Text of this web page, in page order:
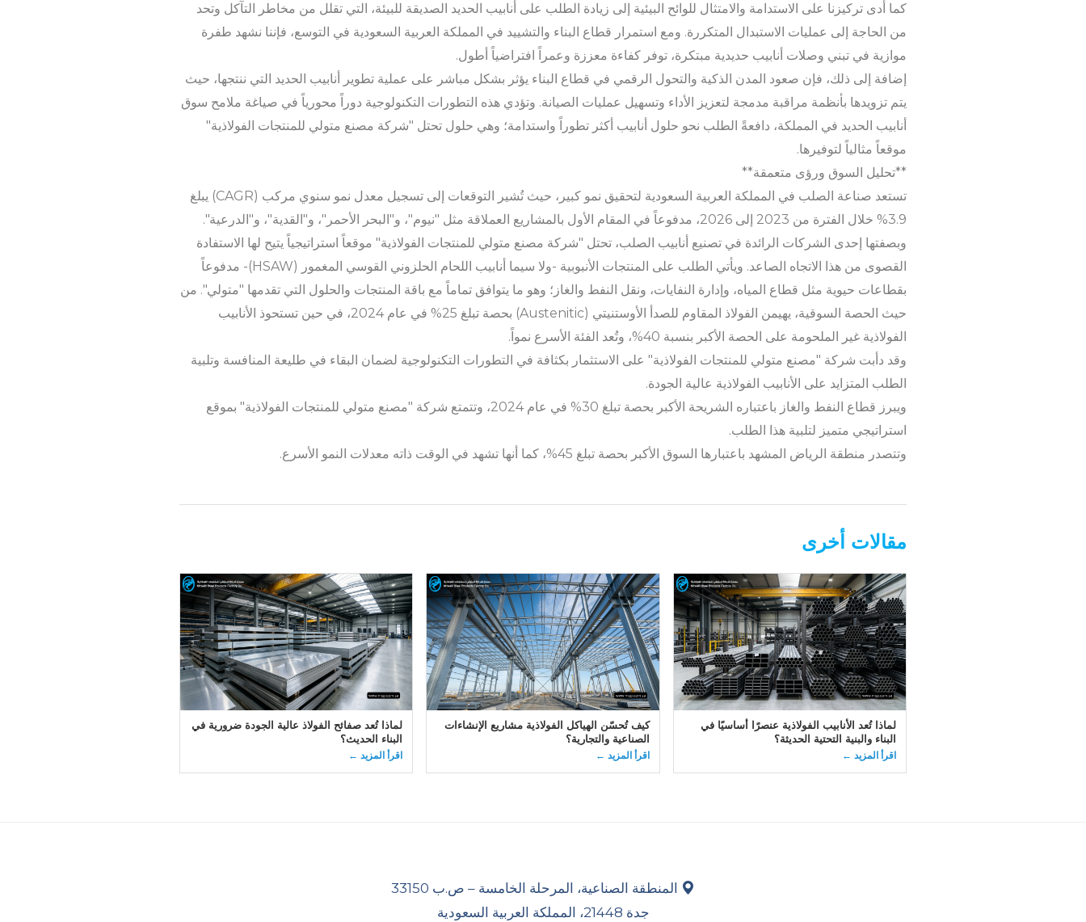
كما أدى تركيزنا على الاستدامة والامتثال للوائح البيئية إلى زيادة الطلب على أنابيب الحديد الصديقة للبيئة، التي تقلل من مخاطر التآكل وتحد
من الحاجة إلى عمليات الاستبدال المتكررة. ومع استمرار قطاع البناء والتشييد في المملكة العربية السعودية في التوسع، فإننا نشهد طفرة
موازية في تبني وصلات أنابيب حديدية مبتكرة، توفر كفاءة معززة وعمراً افتراضياً أطول.
إضافة إلى ذلك، فإن صعود المدن الذكية والتحول الرقمي في قطاع البناء يؤثر بشكل مباشر على عملية تطوير أنابيب الحديد التي ننتجها، حيث
يتم تزويدها بأنظمة مراقبة مدمجة لتعزيز الأداء وتسهيل عمليات الصيانة. وتؤدي هذه التطورات التكنولوجية دوراً محورياً في صياغة ملامح سوق
أنابيب الحديد في المملكة، دافعةً الطلب نحو حلول أنابيب أكثر تطوراً واستدامة؛ وهي حلول تحتل "شركة مصنع متولي للمنتجات الفولاذية"
موقعاً مثالياً لتوفيرها.
**تحليل السوق ورؤى متعمقة**
تستعد صناعة الصلب في المملكة العربية السعودية لتحقيق نمو كبير، حيث تُشير التوقعات إلى تسجيل معدل نمو سنوي مركب (CAGR) يبلغ
3.9% خلال الفترة من 2023 إلى 2026، مدفوعاً في المقام الأول بالمشاريع العملاقة مثل "نيوم"، و"البحر الأحمر"، و"القدية"، و"الدرعية".
وبصفتها إحدى الشركات الرائدة في تصنيع أنابيب الصلب، تحتل "شركة مصنع متولي للمنتجات الفولاذية" موقعاً استراتيجياً يتيح لها الاستفادة
القصوى من هذا الاتجاه الصاعد. ويأتي الطلب على المنتجات الأنبوبية -ولا سيما أنابيب اللحام الحلزوني القوسي المغمور (HSAW)- مدفوعاً
بقطاعات حيوية مثل قطاع المياه، وإدارة النفايات، ونقل النفط والغاز؛ وهو ما يتوافق تماماً مع باقة المنتجات والحلول التي تقدمها "متولي". من
حيث الحصة السوقية، يهيمن الفولاذ المقاوم للصدأ الأوستنيتي (Austenitic) بحصة تبلغ 25% في عام 2024، في حين تستحوذ الأنابيب
الفولاذية غير الملحومة على الحصة الأكبر بنسبة 40%، وتُعد الفئة الأسرع نمواً.
وقد دأبت شركة "مصنع متولي للمنتجات الفولاذية" على الاستثمار بكثافة في التطورات التكنولوجية لضمان البقاء في طليعة المنافسة وتلبية
الطلب المتزايد على الأنابيب الفولاذية عالية الجودة.
ويبرز قطاع النفط والغاز باعتباره الشريحة الأكبر بحصة تبلغ 30% في عام 2024، وتتمتع شركة "مصنع متولي للمنتجات الفولاذية" بموقع
استراتيجي متميز لتلبية هذا الطلب.
وتتصدر منطقة الرياض المشهد باعتبارها السوق الأكبر بحصة تبلغ 45%، كما أنها تشهد في الوقت ذاته معدلات النمو الأسرع.
مقالات أخرى
لماذا تُعد الأنابيب الفولاذية عنصرًا أساسيًا في
البناء والبنية التحتية الحديثة؟
اقرأ المزيد ←
كيف تُحسّن الهياكل الفولاذية مشاريع الإنشاءات
الصناعية والتجارية؟
اقرأ المزيد ←
لماذا تُعد صفائح الفولاذ عالية الجودة ضرورية في
البناء الحديث؟
اقرأ المزيد ←
المنطقة الصناعية، المرحلة الخامسة – ص.ب 33150
جدة 21448، المملكة العربية السعودية